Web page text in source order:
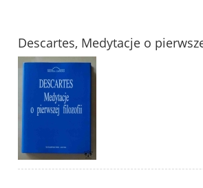
Descartes, Medytacje o